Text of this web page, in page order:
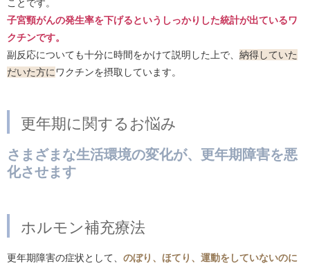
ことです。
子宮頸がんの発生率を下げるというしっかりした統計が出ているワ
クチンです。
副反応についても十分に時間をかけて説明した上で、 納得していた
だいた方にワクチンを摂取しています。
更年期に関するお悩み
さまざまな生活環境の変化が、更年期障害を悪
化させます
ホルモン補充療法
更年期障害の症状として、 のぼり、ほてり、運動をしていないのに